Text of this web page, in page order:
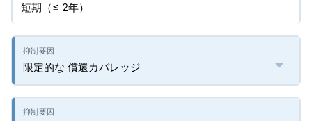
短期（≤ 2年）
限定的な 償還カバレッジ